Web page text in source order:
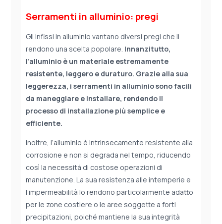
Serramenti in alluminio: pregi
Gli infissi in alluminio vantano diversi pregi che li
rendono una scelta popolare. Innanzitutto,
l’alluminio è un materiale estremamente
resistente, leggero e duraturo. Grazie alla sua
leggerezza, i serramenti in alluminio sono facili
da maneggiare e installare, rendendo il
processo di installazione più semplice e
efficiente.
Inoltre, l’alluminio è intrinsecamente resistente alla
corrosione e non si degrada nel tempo, riducendo
così la necessità di costose operazioni di
manutenzione. La sua resistenza alle intemperie e
l’impermeabilità lo rendono particolarmente adatto
per le zone costiere o le aree soggette a forti
precipitazioni, poiché mantiene la sua integrità